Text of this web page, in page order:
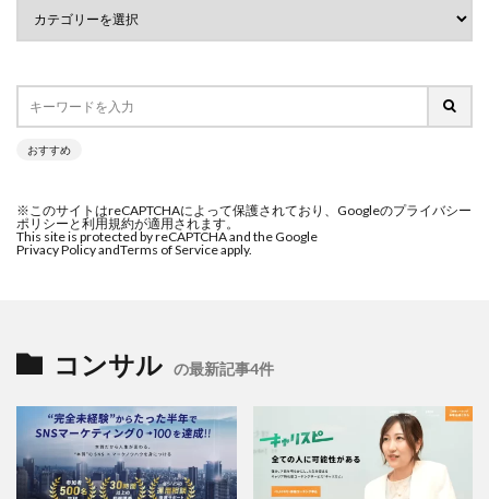
おすすめ
※このサイトはreCAPTCHAによって保護されており、Googleのプライバシー
ポリシーと利用規約が適用されます。
This site is protected by reCAPTCHA and the Google
Privacy Policy andTerms of Service apply.
コンサル の最新記事4件